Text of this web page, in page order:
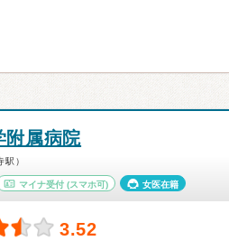
附属病院
）
マイナ受付 (スマホ可) 女医在籍
3.52